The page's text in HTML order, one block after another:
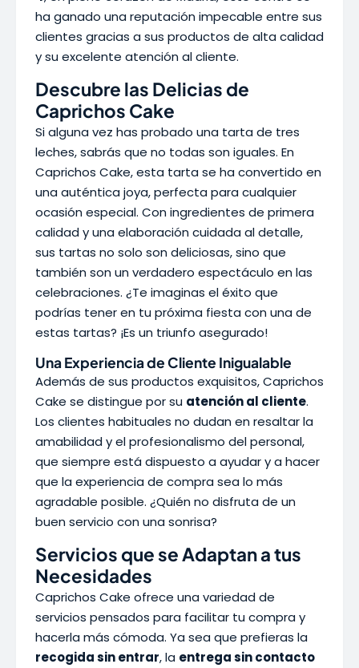
ha ganado una reputación impecable entre sus
clientes gracias a sus productos de alta calidad
y su excelente atención al cliente.
Descubre las Delicias de
Caprichos Cake
Si alguna vez has probado una tarta de tres
leches, sabrás que no todas son iguales. En
Caprichos Cake, esta tarta se ha convertido en
una auténtica joya, perfecta para cualquier
ocasión especial. Con ingredientes de primera
calidad y una elaboración cuidada al detalle,
sus tartas no solo son deliciosas, sino que
también son un verdadero espectáculo en las
celebraciones. ¿Te imaginas el éxito que
podrías tener en tu próxima fiesta con una de
estas tartas? ¡Es un triunfo asegurado!
Una Experiencia de Cliente Inigualable
Además de sus productos exquisitos, Caprichos
Cake se distingue por su atención al cliente.
Los clientes habituales no dudan en resaltar la
amabilidad y el profesionalismo del personal,
que siempre está dispuesto a ayudar y a hacer
que la experiencia de compra sea lo más
agradable posible. ¿Quién no disfruta de un
buen servicio con una sonrisa?
Servicios que se Adaptan a tus
Necesidades
Caprichos Cake ofrece una variedad de
servicios pensados para facilitar tu compra y
hacerla más cómoda. Ya sea que prefieras la
recogida sin entrar, la entrega sin contacto